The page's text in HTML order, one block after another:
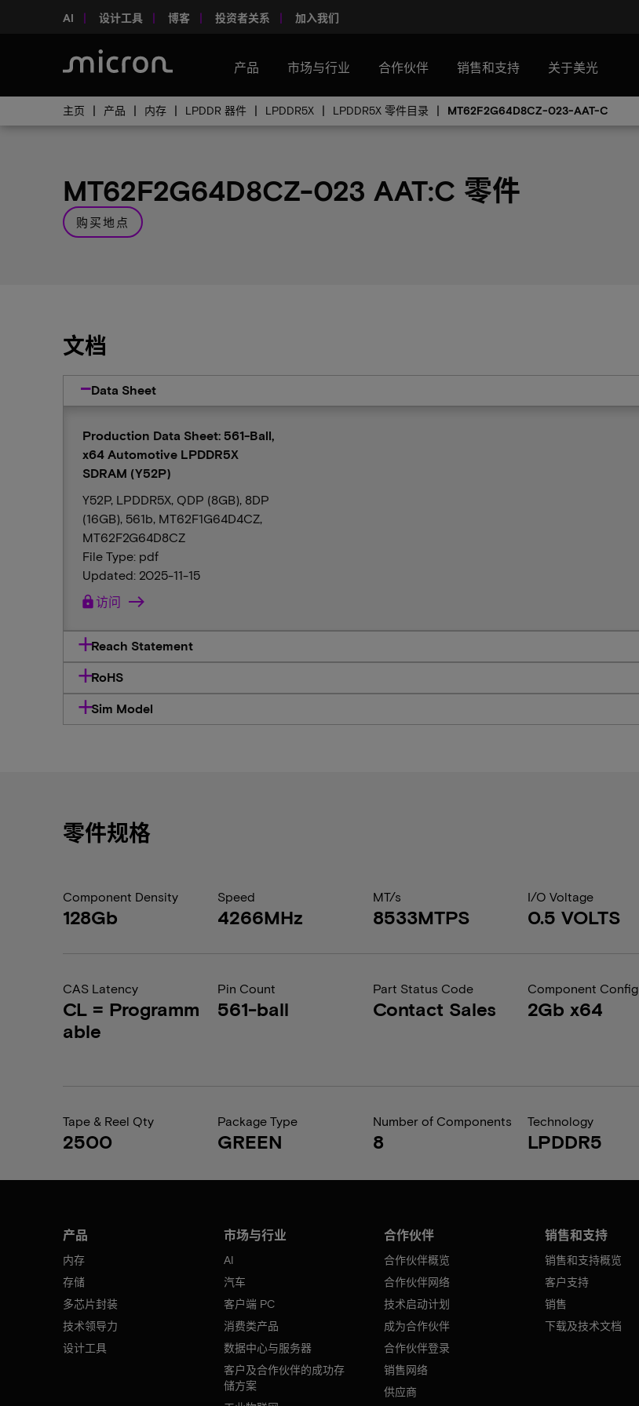
AI 设计工具 博客 投资者关系 加入我们
产品 市场与行业 合作伙伴 销售和支持 关于美光
主页 产品 内存 LPDDR 器件 LPDDR5X LPDDR5X 零件目录 MT62F2G64D8CZ-023-AAT-C
MT62F2G64D8CZ-023 AAT:C 零件
购买地点
文档
Data Sheet
Production Data Sheet: 561-Ball,
x64 Automotive LPDDR5X
SDRAM (Y52P)
Y52P, LPDDR5X, QDP (8GB), 8DP
(16GB), 561b, MT62F1G64D4CZ,
MT62F2G64D8CZ
File Type: pdf
Updated: 2025-11-15
lock访问
Reach Statement
RoHS
Sim Model
零件规格
Component Density
128Gb
Speed
4266MHz
MT/s
8533MTPS
I/O Voltage
0.5 VOLTS
CAS Latency
CL = Programm
able
Pin Count
561-ball
Part Status Code
Contact Sales
Component Config
2Gb x64
Tape & Reel Qty
2500
Package Type
GREEN
Number of Components
8
Technology
LPDDR5
产品
内存
存储
多芯片封装
技术领导力
设计工具
市场与行业
AI
汽车
客户端 PC
消费类产品
数据中心与服务器
客户及合作伙伴的成功存
储方案
合作伙伴
合作伙伴概览
合作伙伴网络
技术启动计划
成为合作伙伴
合作伙伴登录
销售网络
供应商
销售和支持
销售和支持概览
客户支持
销售
下载及技术文档